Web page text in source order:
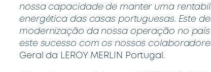
nossa capacidade de manter uma
energética das casas portuguesas. Este
modernização da nossa operação no
este sucesso com os nossos
Geral da LEROY MERLIN Portugal.